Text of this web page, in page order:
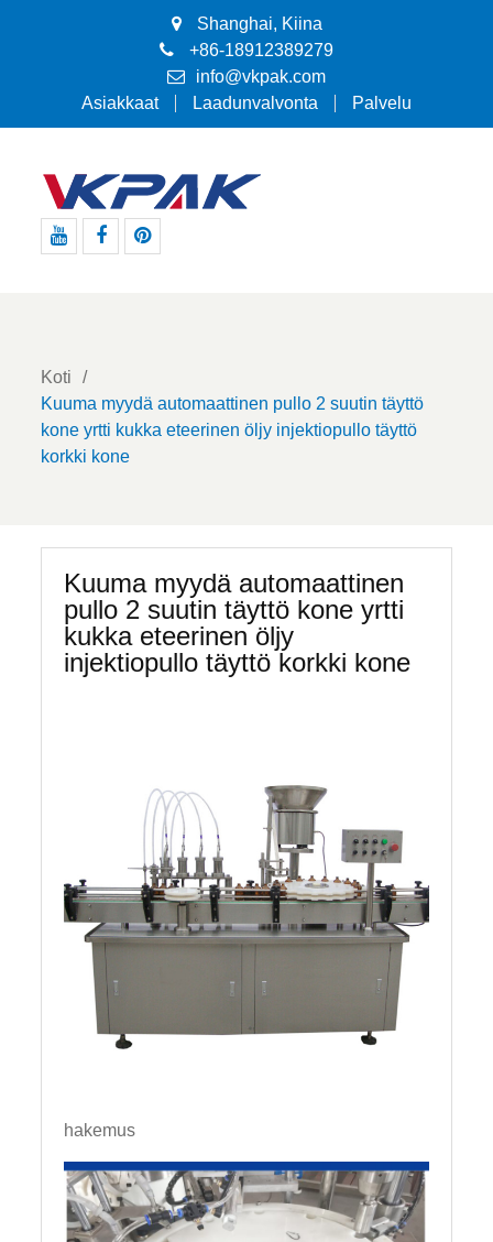
Shanghai, Kiina
+86-18912389279
info@vkpak.com
Asiakkaat
Laadunvalvonta Palvelu
Koti
Kuuma myydä automaattinen pullo 2 suutin täyttö
kone yrtti kukka eteerinen öljy injektiopullo täyttö
korkki kone
Kuuma myydä automaattinen
pullo 2 suutin täyttö kone yrtti
kukka eteerinen öljy
injektiopullo täyttö korkki kone
hakemus